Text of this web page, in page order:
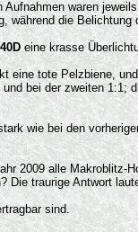
waren
die
40Deine krasse
eine tote Pelzbiene,
bei der zweiten 1:1;
wie bei den
2009 alle Makroblitz-
Die traurige Antwort
sind.